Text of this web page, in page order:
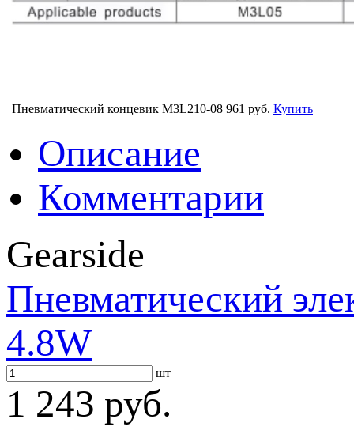
Пневматический концевик M3L210-08 961 руб. Купить
Описание
Комментарии
Gearside
Пневматический
4.8W
шт
1 243 руб.